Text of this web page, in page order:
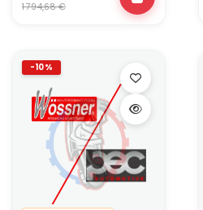
1 794,68 €
-10%